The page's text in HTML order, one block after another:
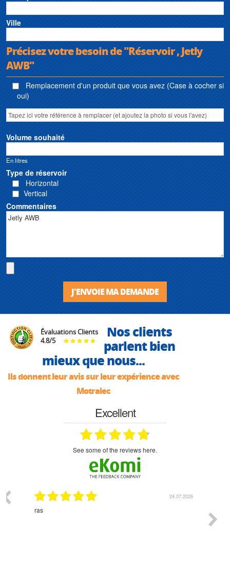
Ville
Précisez votre besoin de "Réservoir , Jetly
AWB"
Remplacement d'un produit que vous avez (Case à cocher si
oui)
Volume souhaité
En litres
Type de réservoir
Horizontal
Vertical
Commentaires
J'ENVOIE MA DEMANDE
Évaluations Clients
4.8/5
Nos clients
parlent bien
mieux que nous...
Ils donnent leur avis sur leur expérience avec
Motralec
Excellent
see some of the reviews here.
24.07.2026
ras